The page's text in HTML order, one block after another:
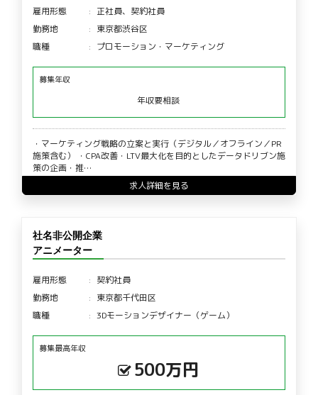
雇用形態
正社員、契約社員
勤務地
東京都渋谷区
職種
プロモーション・マーケティング
募集年収
年収要相談
・マーケティング戦略の立案と実行（デジタル／オフライン／PR
施策含む） ・CPA改善・LTV最大化を目的としたデータドリブン施
策の企画・推…
求人詳細を見る
社名非公開企業
アニメーター
雇用形態
契約社員
勤務地
東京都千代田区
職種
3Dモーションデザイナー（ゲーム）
募集最高年収
500万円